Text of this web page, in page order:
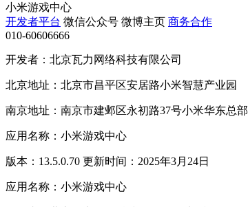
小米游戏中心
开发者平台 微信公众号 微博主页 商务合作
010-60606666
开发者：北京瓦力网络科技有限公司
北京地址：北京市昌平区安居路小米智慧产业园
南京地址：南京市建邺区永初路37号小米华东总部
应用名称：小米游戏中心
版本：13.5.0.70 更新时间：2025年3月24日
应用名称：小米游戏中心